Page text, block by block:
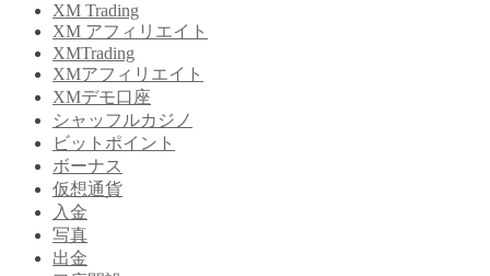
XM Trading
XM アフィリエイト
XMTrading
XMアフィリエイト
XMデモ口座
シャッフルカジノ
ビットポイント
ボーナス
仮想通貨
入金
写真
出金